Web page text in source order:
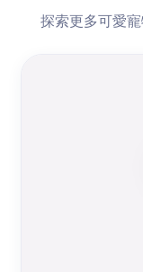
探索更多可愛